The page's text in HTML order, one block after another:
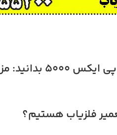
معایب، و قیمت
فلزیاب هستیم؟